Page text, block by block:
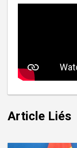
Article Liés